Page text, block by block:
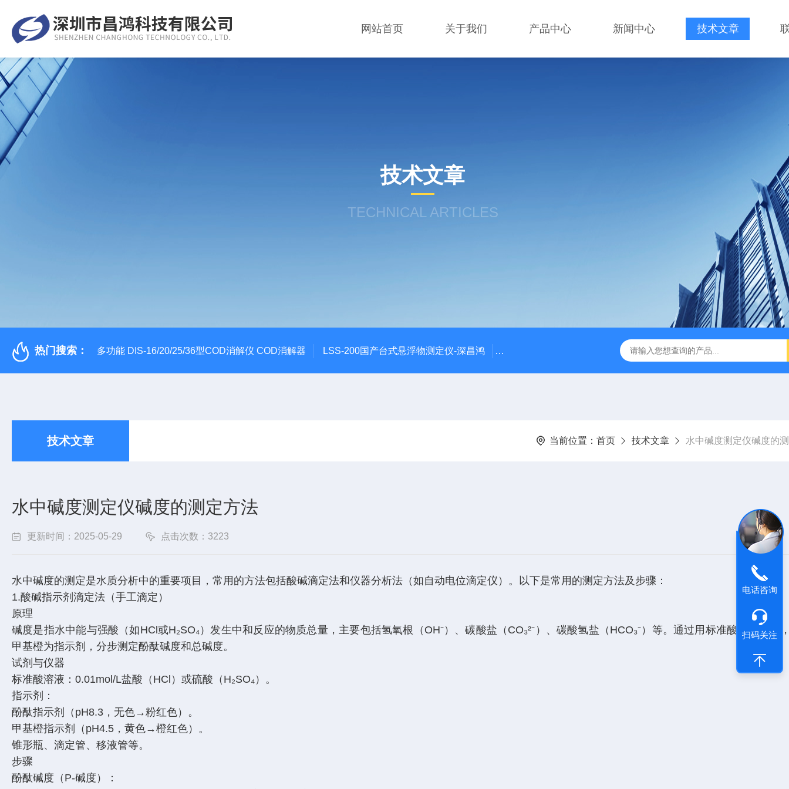
网站首页 关于我们 产品中心 新闻中心 技术文章
技术文章
TECHNICAL ARTICLES
热门搜索： 多功能 DIS-16/20/25/36型COD消解仪 COD消解器 LSS-200国产台式悬浮物测定仪-深昌鸿 QCOD-3E型深昌鸿 实用型COD测定仪 CHCM-101型CODMn测
技术文章 当前位置： 首页 技术文章 水中碱度测定仪碱度的
水中碱度测定仪碱度的测定方法
更新时间：2025-05-29 点击次数：3223
水中碱度的测定是水质分析中的重要项目，常用的方法包括酸碱滴定法和仪器分析法（如自动电位滴定仪）。以下是常用的测定方法及步骤：
1.酸碱指示剂滴定法（手工滴定）
原理
碱度是指水中能与强酸（如HCl或H₂SO₄）发生中和反应的物质总量，主要包括氢氧根（OH⁻）、碳酸盐（CO₃²⁻）、碳酸氢盐（HCO₃⁻）等。通过用标准酸溶液滴定
甲基橙为指示剂，分步测定酚酞碱度和总碱度。
试剂与仪器
标准酸溶液：0.01mol/L盐酸（HCl）或硫酸（H₂SO₄）。
指示剂：
酚酞指示剂（pH8.3，无色→粉红色）。
甲基橙指示剂（pH4.5，黄色→橙红色）。
锥形瓶、滴定管、移液管等。
步骤
酚酞碱度（P-碱度）：
电话咨询
扫码关注